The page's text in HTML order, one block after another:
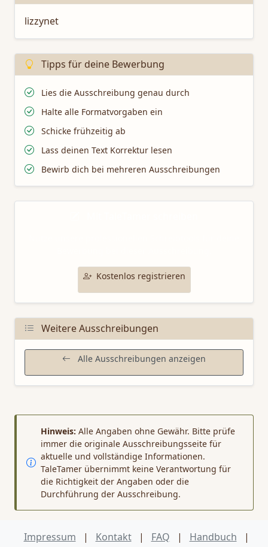
lizzynet
Tipps für deine Bewerbung
Lies die Ausschreibung genau durch
Halte alle Formatvorgaben ein
Schicke frühzeitig ab
Lass deinen Text Korrektur lesen
Bewirb dich bei mehreren Ausschreibungen
Kostenlos registrieren
Weitere Ausschreibungen
Alle Ausschreibungen anzeigen
Hinweis: Alle Angaben ohne Gewähr. Bitte prüfe
immer die originale Ausschreibungsseite für
aktuelle und vollständige Informationen.
TaleTamer übernimmt keine Verantwortung für
die Richtigkeit der Angaben oder die
Durchführung der Ausschreibung.
Impressum | Kontakt | FAQ | Handbuch
|